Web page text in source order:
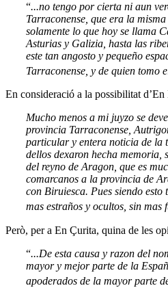
“...no tengo por cierta ni aun
Tarraconense, que era la
solamente lo que hoy se llama
Asturias y Galizia, hasta las
este tan angosto y pequeño
Tarraconense, y de quien tomo
En consideració a la possibilitat
Mucho menos a mi juyzo se
provincia Tarraconense,
particular y entera noticia de la
dellos dexaron hecha memoria,
del reyno de Aragon, que es
comarcanos a la provincia de
con Biruiesca. Pues siendo
mas estraños y ocultos, sin
Però, per a En Çurita, quina de les
“...De esta causa y razon del
mayor y mejor parte de la
apoderados de la mayor parte